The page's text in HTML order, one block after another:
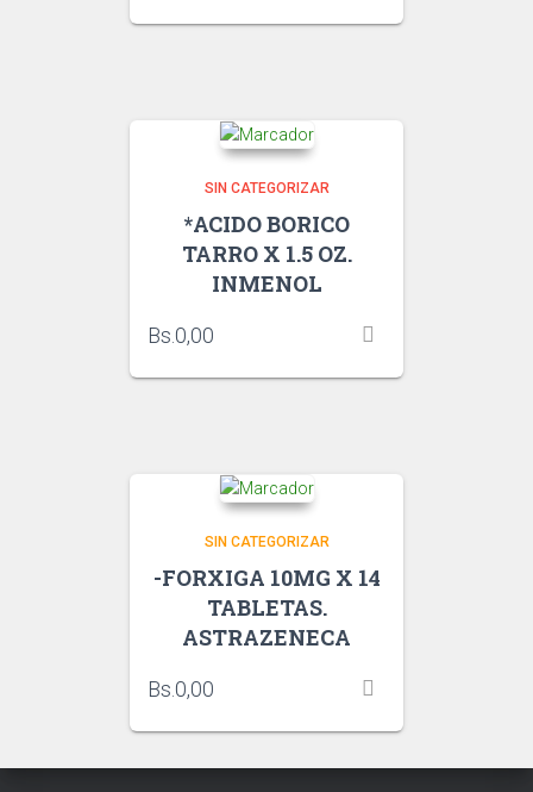
SIN CATEGORIZAR
*ACIDO BORICO
TARRO X 1.5 OZ.
INMENOL
Bs. 0,00
SIN CATEGORIZAR
-FORXIGA 10MG X 14
TABLETAS.
ASTRAZENECA
Bs. 0,00